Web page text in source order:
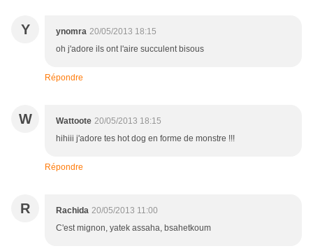
Y ynomra 20/05/2013 18:15
oh j'adore ils ont l'aire succulent bisous
Répondre
W Wattoote 20/05/2013 18:15
hihiii j'adore tes hot dog en forme de monstre !!!
Répondre
R Rachida 20/05/2013 11:00
C'est mignon, yatek assaha, bsahetkoum